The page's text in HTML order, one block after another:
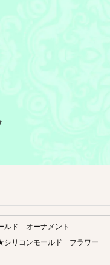
ルド オーナメント
シリコンモールド フラワー